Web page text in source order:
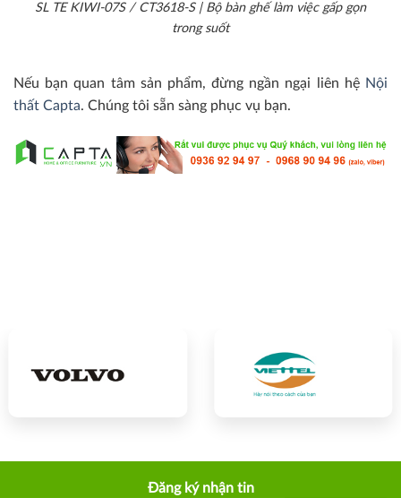
SL TE KIWI-07S / CT3618-S | Bộ bàn ghế làm việc gấp gọn
trong suốt
Nếu bạn quan tâm sản phẩm, đừng ngần ngại liên hệ Nội
thất Capta. Chúng tôi sẵn sàng phục vụ bạn.
Đăng ký nhận tin